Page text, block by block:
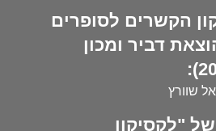
הקשרים לסופרים
דביר ומכון
שוורץ
"לקסיקון